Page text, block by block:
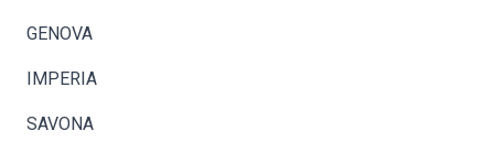
GENOVA
IMPERIA
SAVONA